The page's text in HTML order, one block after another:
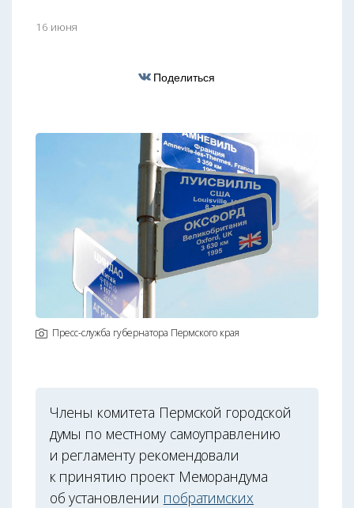
16 июня
Поделиться
Пресс-служба губернатора Пермского края
Члены комитета Пермской городской
думы по местному самоуправлению
и регламенту рекомендовали
к принятию проект Меморандума
об установлении побратимских